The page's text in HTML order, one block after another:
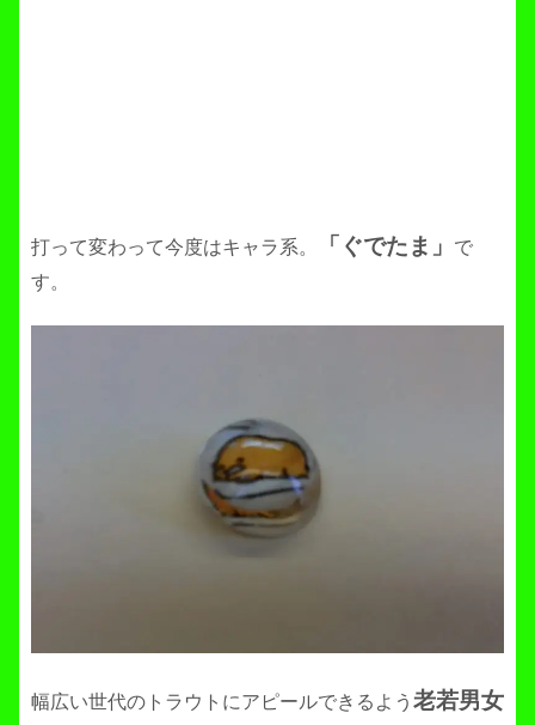
打って変わって今度はキャラ系。 「ぐでたま」
で
す。
幅広い世代のトラウトにアピールできるよう 老若男女